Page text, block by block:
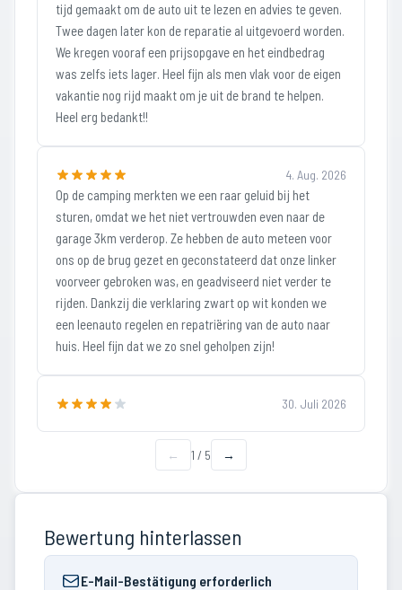
tijd gemaakt om de auto uit te lezen en advies te geven.
Twee dagen later kon de reparatie al uitgevoerd worden.
We kregen vooraf een prijsopgave en het eindbedrag
was zelfs iets lager. Heel fijn als men vlak voor de eigen
vakantie nog rijd maakt om je uit de brand te helpen.
Heel erg bedankt!!
4. Aug. 2026
Op de camping merkten we een raar geluid bij het
sturen, omdat we het niet vertrouwden even naar de
garage 3km verderop. Ze hebben de auto meteen voor
ons op de brug gezet en geconstateerd dat onze linker
voorveer gebroken was, en geadviseerd niet verder te
rijden. Dankzij die verklaring zwart op wit konden we
een leenauto regelen en repatriëring van de auto naar
huis. Heel fijn dat we zo snel geholpen zijn!
30. Juli 2026
← 1 / 5 →
Bewertung hinterlassen
E-Mail-Bestätigung erforderlich